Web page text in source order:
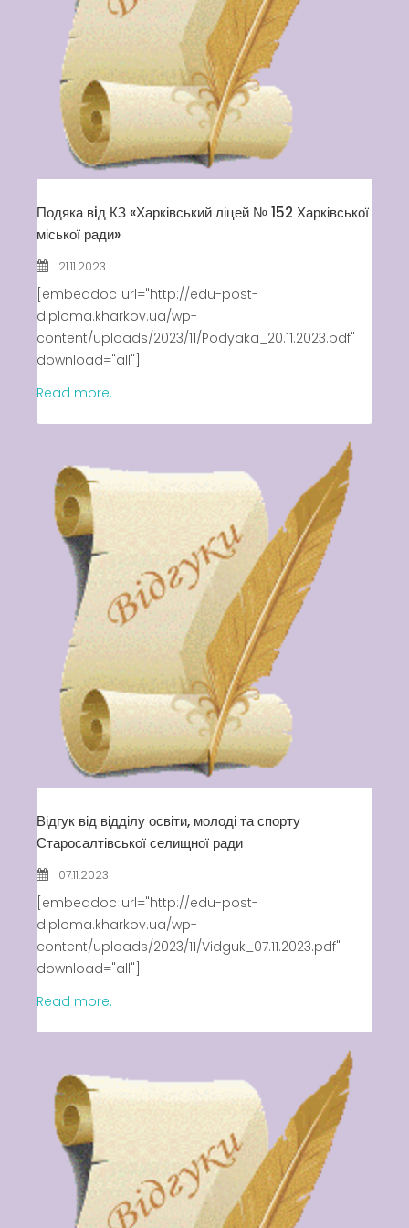
Latter match class
Swimming Lessons at New
Pool
Play is Our Brain’s Favorite
Way
Latter match class
New Friends Everyday at
Kiddie
Вакансії
Вакансії,Публічна
інформація
Читати далі
Подяка вiд КЗ «Харківський ліцей № 152 Харківської
міської ради»
21.11.2023
[embeddoc url="http://edu-post-
diploma.kharkov.ua/wp-
content/uploads/2023/11/Podyaka_20.11.2023.pdf"
download="all"]
Read more.
Відгук від відділу освіти, молоді та спорту
Старосалтівської селищної ради
07.11.2023
[embeddoc url="http://edu-post-
diploma.kharkov.ua/wp-
content/uploads/2023/11/Vidguk_07.11.2023.pdf"
download="all"]
Read more.